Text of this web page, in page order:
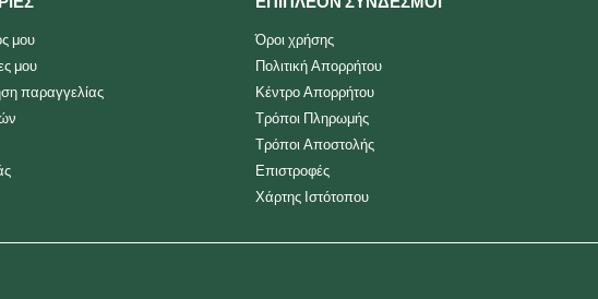
μου
μου
παραγγελίας
Όροι χρήσης
Πολιτική Απορρήτου
Κέντρο Απορρήτου
Τρόποι Πληρωμής
Τρόποι Αποστολής
Επιστροφές
Χάρτης Ιστότοπου